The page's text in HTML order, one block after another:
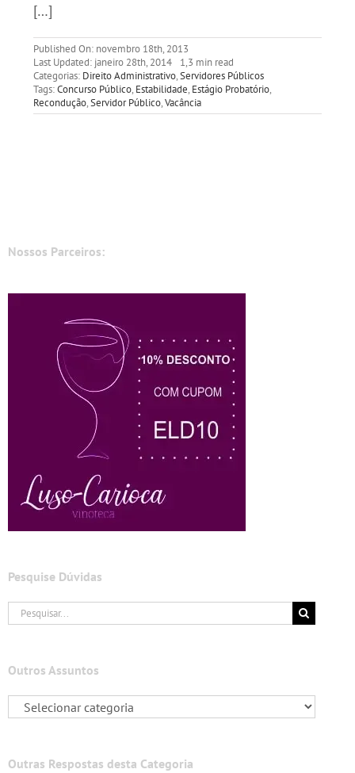
[…]
Published On: novembro 18th, 2013
Last Updated: janeiro 28th, 2014
1,3 min read
Categorias: Direito Administrativo,Servidores Públicos
Tags:Concurso Público, Estabilidade, Estágio Probatório,
Recondução,Servidor Público,Vacância
Nossos Parceiros:
Pesquise Dúvidas
Buscar
resultados
Outros Assuntos
Outras Respostas desta Categoria